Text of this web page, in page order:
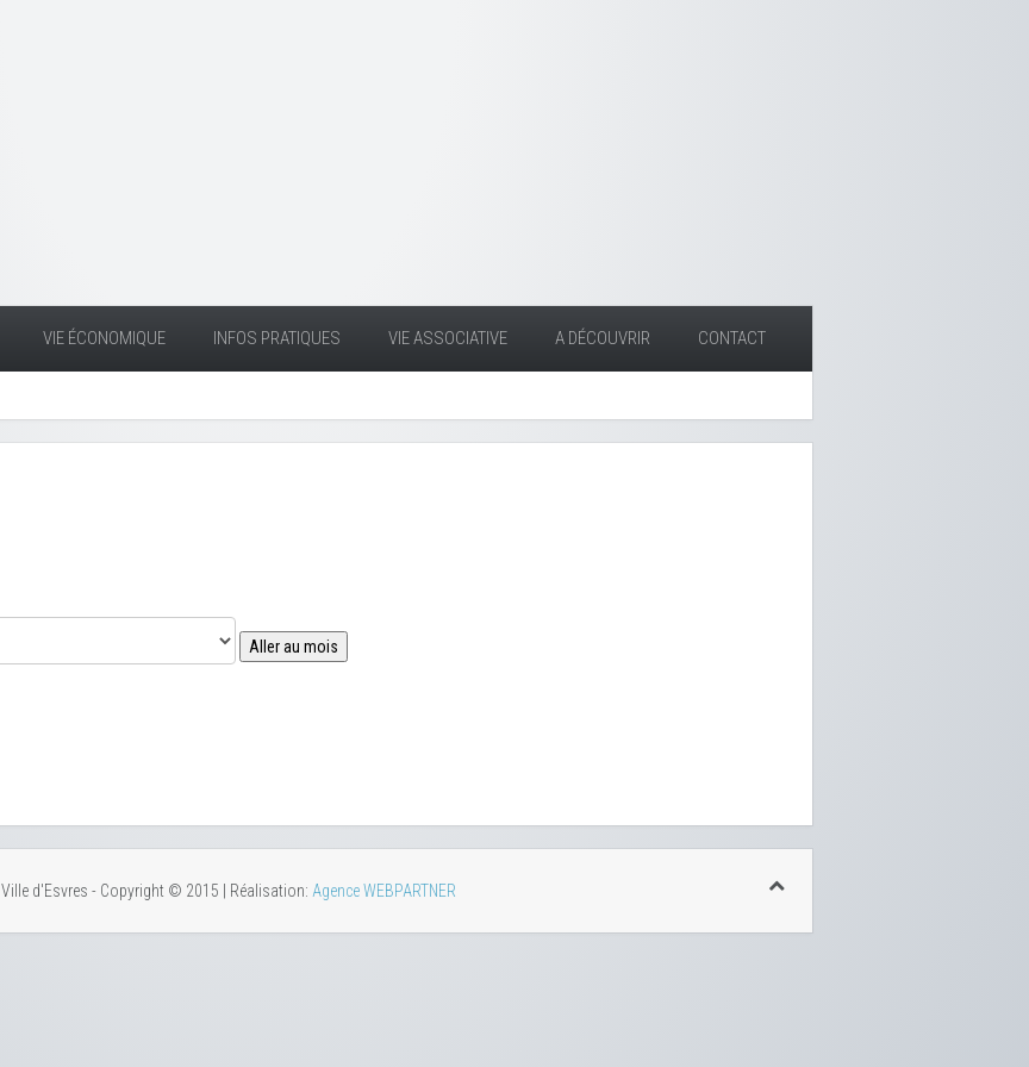
VIE ÉCONOMIQUE INFOS PRATIQUES VIE ASSOCIATIVE A DÉCOUVRIR CONTACT
Aller au mois
Ville d'Esvres - Copyright © 2015 | Réalisation: Agence WEBPARTNER